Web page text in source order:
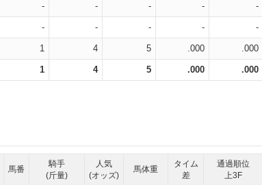
- - - - -
- - - - -
1 4 5 .000 .000
1 4 5 .000 .000
馬番
騎手
(斤量)
人気
(オッズ)
馬体重
タイム
差
通過順位
上3F